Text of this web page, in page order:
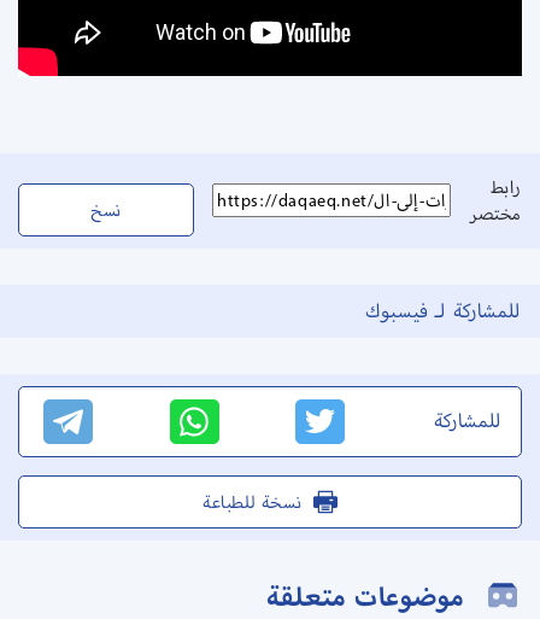
رابط
مختصر
نسخ
للمشاركة لـ فيسبوك
للمشاركة
نسخة للطباعة
موضوعات متعلقة